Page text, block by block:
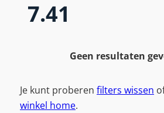
7.41
Geen resultaten
Je kunt proberen filters wissen
winkel home.